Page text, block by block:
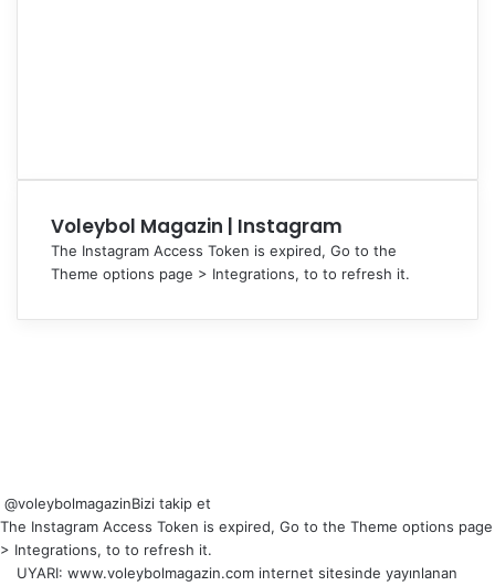
Voleybol Magazin | Instagram
The Instagram Access Token is expired, Go to the
Theme options page > Integrations, to to refresh it.
@voleybolmagazinBizi takip et
The Instagram Access Token is expired, Go to the Theme options page
> Integrations, to to refresh it.
UYARI: www.voleybolmagazin.com internet sitesinde yayınlanan